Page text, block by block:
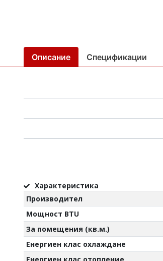
Описание Спецификации
Характеристика
Производител
Мощност BTU
За помещения (кв.м.)
Енергиен клас охлаждане